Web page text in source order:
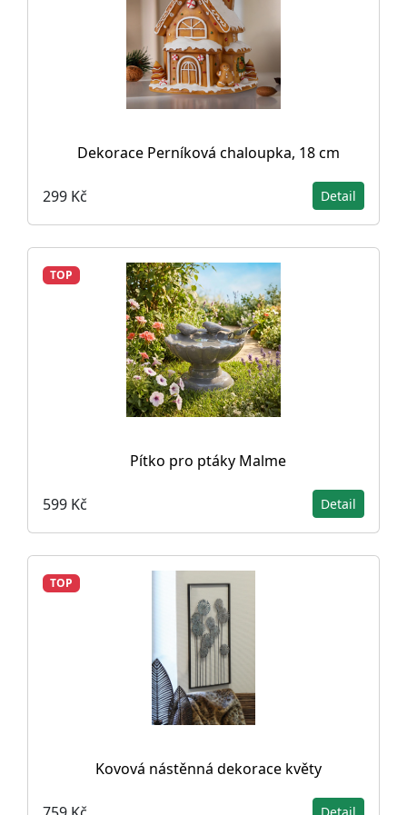
Dekorace Perníková chaloupka, 18 cm
299 Kč Detail
TOP
Pítko pro ptáky Malme
599 Kč Detail
TOP
Kovová nástěnná dekorace květy